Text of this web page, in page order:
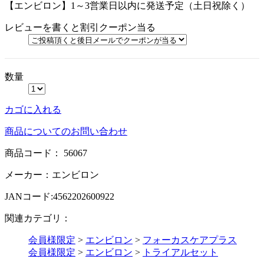
【エンビロン】1～3営業日以内に発送予定（土日祝除く）
レビューを書くと割引クーポン当る
数量
カゴに入れる
商品についてのお問い合わせ
商品コード： 56067
メーカー： エンビロン
JANコード:4562202600922
関連カテゴリ：
会員様限定 > エンビロン > フォーカスケアプラス
会員様限定 > エンビロン > トライアルセット